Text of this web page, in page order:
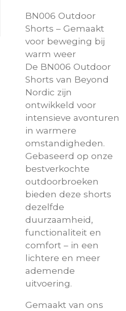
BN006 Outdoor
Shorts – Gemaakt
voor beweging bij
warm weer
De BN006 Outdoor
Shorts van Beyond
Nordic zijn
ontwikkeld voor
intensieve avonturen
in warmere
omstandigheden.
Gebaseerd op onze
bestverkochte
outdoorbroeken
bieden deze shorts
dezelfde
duurzaamheid,
functionaliteit en
comfort – in een
lichtere en meer
ademende
uitvoering.
Gemaakt van ons